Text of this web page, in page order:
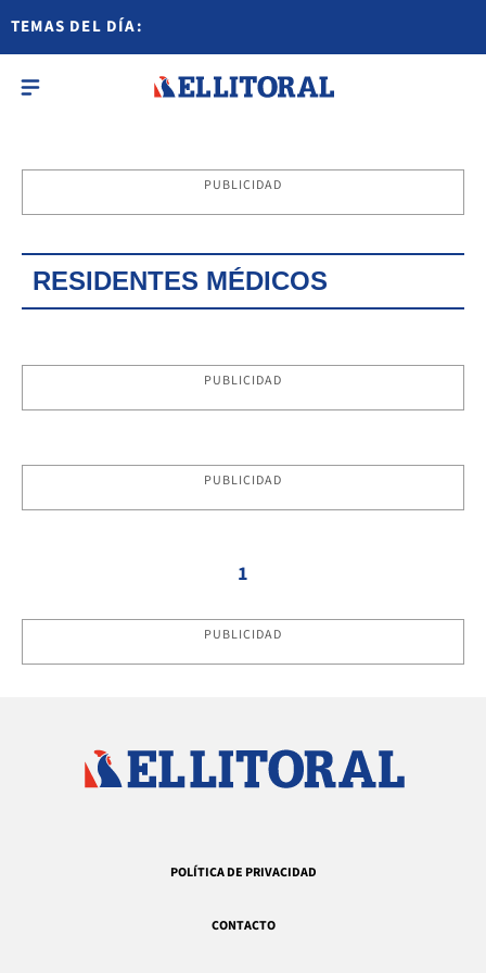
TEMAS DEL DÍA:
PUBLICIDAD
RESIDENTES MÉDICOS
PUBLICIDAD
PUBLICIDAD
1
PUBLICIDAD
POLÍTICA DE PRIVACIDAD
CONTACTO